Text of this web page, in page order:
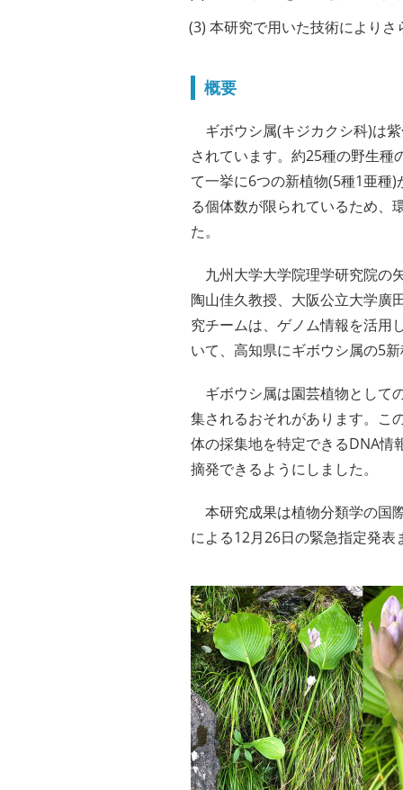
本研究で用いた技術により
概要
ギボウシ属(キジカクシ科)は
されています。約25種の野生
て一挙に6つの新植物(5種1亜種
る個体数が限られているため、
た。
九州大学大学院理学研究院の
陶山佳久教授、大阪公立大学廣
究チームは、ゲノム情報を活用
いて、高知県にギボウシ属の5
ギボウシ属は園芸植物として
集されるおそれがあります。こ
体の採集地を特定できるDNA情
摘発できるようにしました。
本研究成果は植物分類学の国
による12月26日の緊急指定発